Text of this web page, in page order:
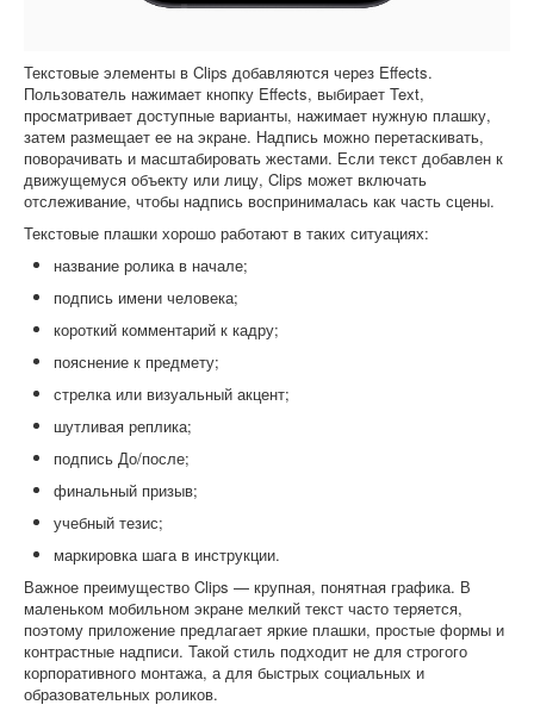
Текстовые элементы в Clips добавляются через Effects.
Пользователь нажимает кнопку Effects, выбирает Text,
просматривает доступные варианты, нажимает нужную плашку,
затем размещает ее на экране. Надпись можно перетаскивать,
поворачивать и масштабировать жестами. Если текст добавлен к
движущемуся объекту или лицу, Clips может включать
отслеживание, чтобы надпись воспринималась как часть сцены.
Текстовые плашки хорошо работают в таких ситуациях:
название ролика в начале;
подпись имени человека;
короткий комментарий к кадру;
пояснение к предмету;
стрелка или визуальный акцент;
шутливая реплика;
подпись До/после;
финальный призыв;
учебный тезис;
маркировка шага в инструкции.
Важное преимущество Clips — крупная, понятная графика. В
маленьком мобильном экране мелкий текст часто теряется,
поэтому приложение предлагает яркие плашки, простые формы и
контрастные надписи. Такой стиль подходит не для строгого
корпоративного монтажа, а для быстрых социальных и
образовательных роликов.